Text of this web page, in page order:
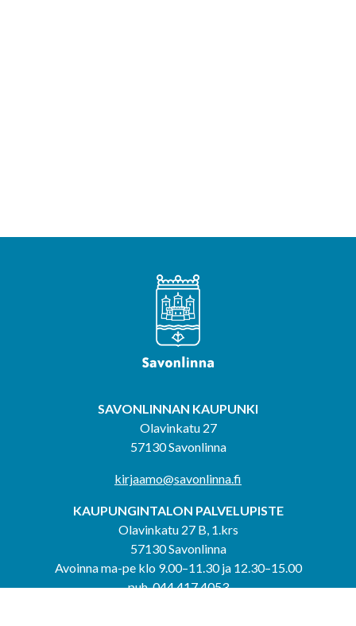
SAVONLINNAN KAUPUNKI
Olavinkatu 27
57130 Savonlinna
kirjaamo@savonlinna.fi
KAUPUNGINTALON PALVELUPISTE
Olavinkatu 27 B, 1.krs
57130 Savonlinna
Avoinna ma-pe klo 9.00–11.30 ja 12.30–15.00
puh. 044 417 4053